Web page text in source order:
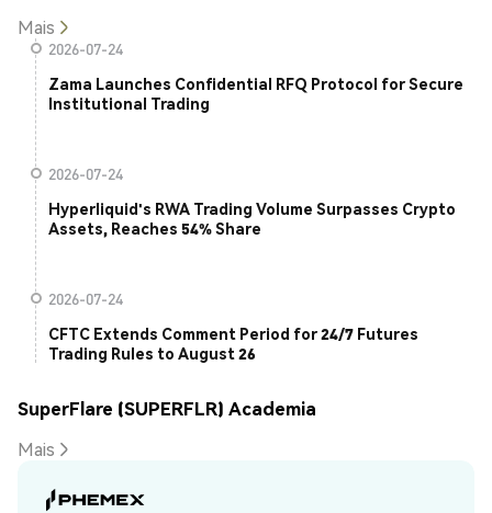
Mais
2026-07-24
Zama Launches Confidential RFQ Protocol for Secure
Institutional Trading
2026-07-24
Hyperliquid's RWA Trading Volume Surpasses Crypto
Assets, Reaches 54% Share
2026-07-24
CFTC Extends Comment Period for 24/7 Futures
Trading Rules to August 26
SuperFlare (SUPERFLR) Academia
Mais